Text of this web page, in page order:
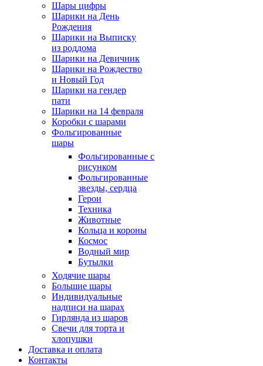
Шары цифры
Шарики на День
Рождения
Шарики на Выписку
из роддома
Шарики на Девичник
Шарики на Рождество
и Новый Год
Шарики на гендер
пати
Шарики на 14 февраля
Коробки с шарами
Фольгированные
шары
Фольгированные с
рисунком
Фольгированные
звезды, сердца
Герои
Техника
Животные
Кольца и короны
Космос
Водный мир
Бутылки
Ходячие шары
Большие шары
Индивидуальные
надписи на шарах
Гирлянда из шаров
Свечи для торта и
хлопушки
Доставка и оплата
Контакты